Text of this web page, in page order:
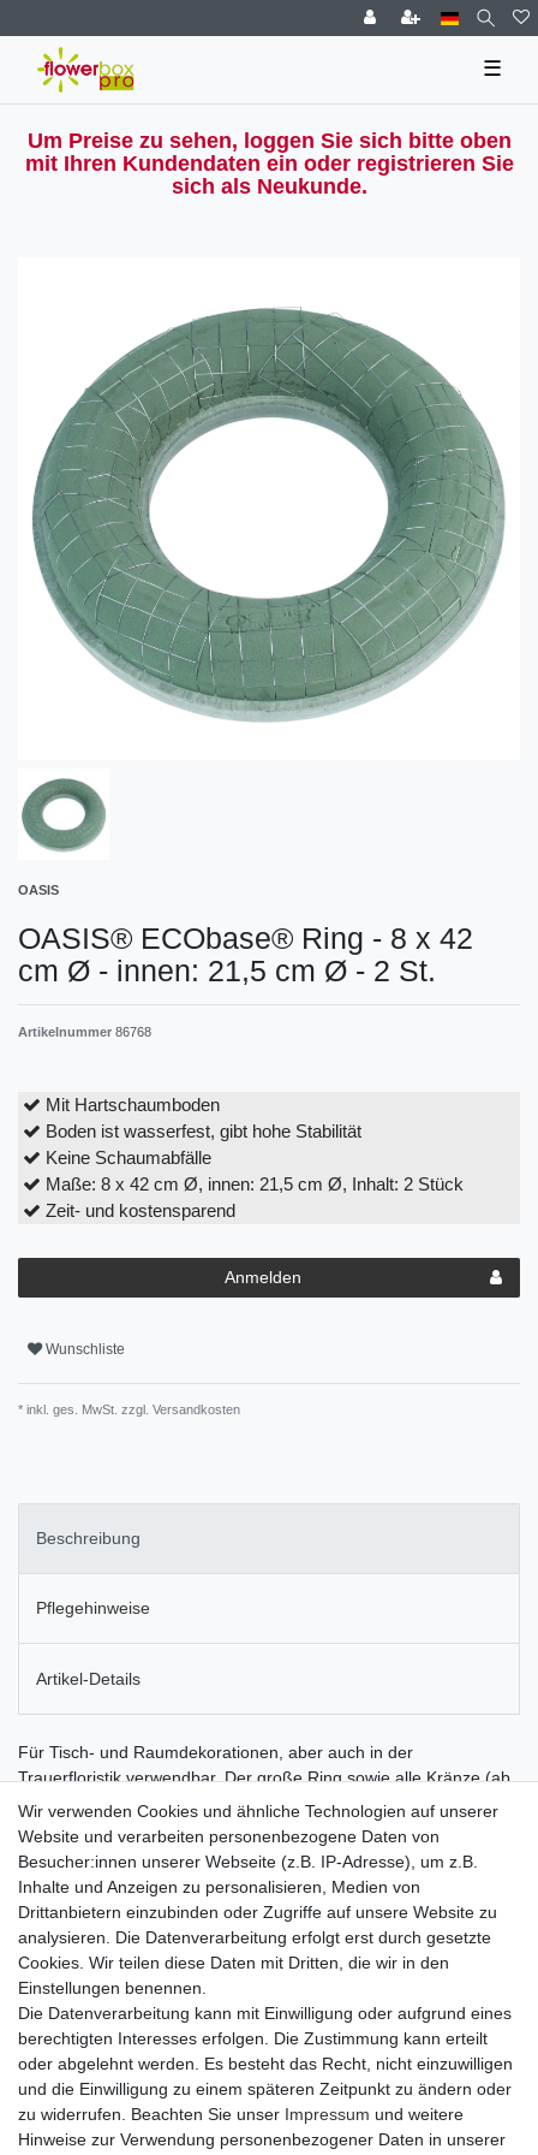
☰
Um Preise zu sehen, loggen Sie sich bitte oben
mit Ihren Kundendaten ein oder registrieren Sie
sich als Neukunde.
OASIS
OASIS® ECObase® Ring - 8 x 42
cm Ø - innen: 21,5 cm Ø - 2 St.
Artikelnummer 86768
Mit Hartschaumboden
Boden ist wasserfest, gibt hohe Stabilität
Keine Schaumabfälle
Maße: 8 x 42 cm Ø, innen: 21,5 cm Ø, Inhalt: 2 Stück
Zeit- und kostensparend
Anmelden
Wunschliste
* inkl. ges. MwSt. zzgl. Versandkosten
Beschreibung
Pflegehinweise
Artikel-Details
Für Tisch- und Raumdekorationen, aber auch in der
Trauerfloristik verwendbar. Der große Ring sowie alle Kränze (ab
Art. Nr. 11-07434) sind mit Drahtgitter ausgestattet, das den
Blumen zusätzlichen Halt verleiht. Dank der Hartschaumunterlage
verfügt der Ring über eine hohe Stabilität. Auf richtiges Wässeren
achten: Für den großen Ring und die Kränze eignet sich als
Gefäß zum Wässern z. B. ein langer Balkonkasten optimal. Den
Kranz hochkant in das Gefäß stellen. Sobald sich der im Wasser
stehende Teil des Kranzes voll gesaugt hat, den Kranz drehen,
um den nächsten Teil zu wässern. So lange fortfahren, bis der
Kranz vollständig gewässert ist. Den Kranz nach dem Wässern für
ca. 20 Minuten aufrecht stellen, um spätere Drainage bei
aufrechter Position (Wassersäule!) zu vermeiden.
Wir verwenden Cookies und ähnliche Technologien auf unserer
Website und verarbeiten personenbezogene Daten von
Besucher:innen unserer Webseite (z.B. IP-Adresse), um z.B.
Inhalte und Anzeigen zu personalisieren, Medien von
Drittanbietern einzubinden oder Zugriffe auf unsere Website zu
analysieren. Die Datenverarbeitung erfolgt erst durch gesetzte
Cookies. Wir teilen diese Daten mit Dritten, die wir in den
Einstellungen benennen.
Die Datenverarbeitung kann mit Einwilligung oder aufgrund eines
berechtigten Interesses erfolgen. Die Zustimmung kann erteilt
oder abgelehnt werden. Es besteht das Recht, nicht einzuwilligen
und die Einwilligung zu einem späteren Zeitpunkt zu ändern oder
zu widerrufen. Beachten Sie unser Impressum und weitere
Hinweise zur Verwendung personenbezogener Daten in unserer